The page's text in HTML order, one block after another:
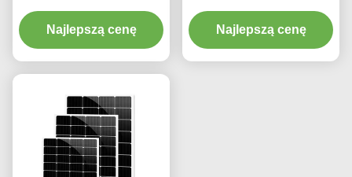
kurtynowa o długości
6,7 m
Najlepszą cenę
Aluminiowa szyna
kurtynowa w kolorze
białym
Najlepszą cenę